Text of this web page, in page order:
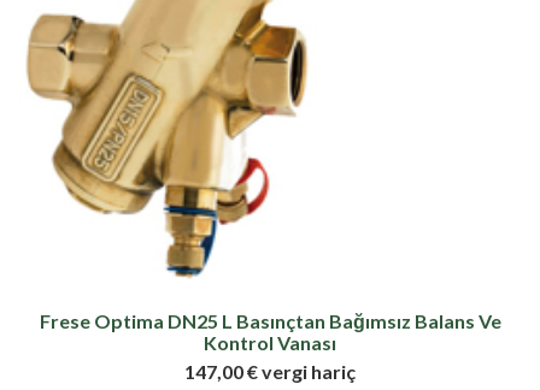
Frese Optima DN25 L Basınçtan Bağımsız Balans Ve
Kontrol Vanası
147,00 € vergi hariç